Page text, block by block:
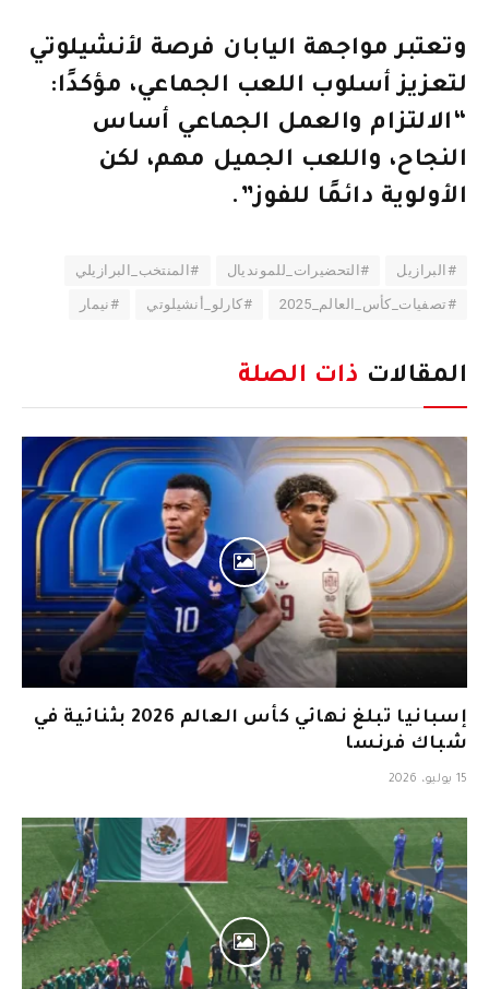
وتعتبر مواجهة اليابان فرصة لأنشيلوتي
لتعزيز أسلوب اللعب الجماعي، مؤكدًا:
“الالتزام والعمل الجماعي أساس
النجاح، واللعب الجميل مهم، لكن
الأولوية دائمًا للفوز”.
#البرازيل #التحضيرات_للمونديال #المنتخب_البرازيلي
#تصفيات_كأس_العالم_2025 #كارلو_أنشيلوتي #نيمار
المقالات ذات الصلة
إسبانيا تبلغ نهائي كأس العالم 2026 بثنائية في
شباك فرنسا
15 يوليو، 2026